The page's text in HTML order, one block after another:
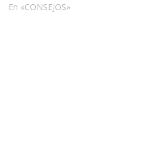
En «CONSEJOS»